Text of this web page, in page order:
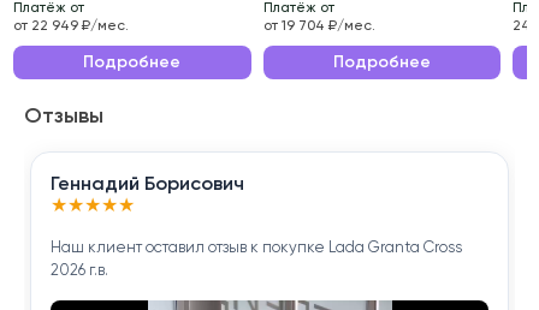
проверено нашими специалистами.
Эксплуатационные характеристики данного
ежедневных поездок по городу и длительных
путешествий.
Приобретая ŠKODA KODIAQ 2021 года , вы
повседневных задач.
Платёж от
от 22 949 ₽/мес.
Подробнее
Платёж от
от 19 704 ₽/мес.
Подробнее
24
Отзывы
Геннадий Борисович
★★★★★
Наш клиент оставил отзыв к покупке Lada Granta Cross
2026 г.в.